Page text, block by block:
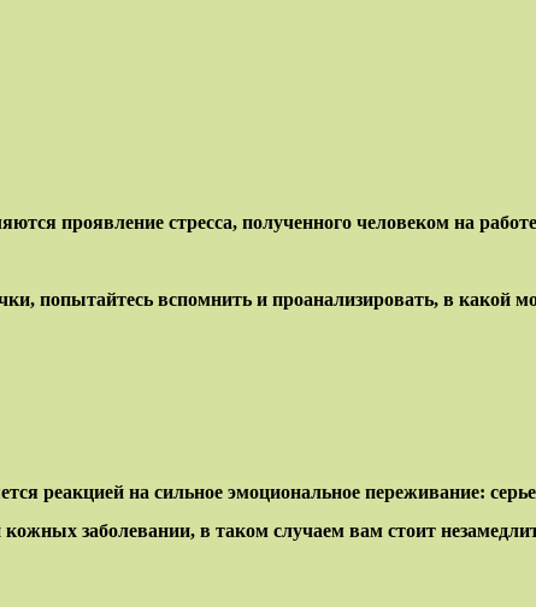
проявление стресса, полученного человеком на
попытайтесь вспомнить и проанализировать, в какой
реакцией на сильное эмоциональное переживание:
заболевании, в таком случаем вам стоит